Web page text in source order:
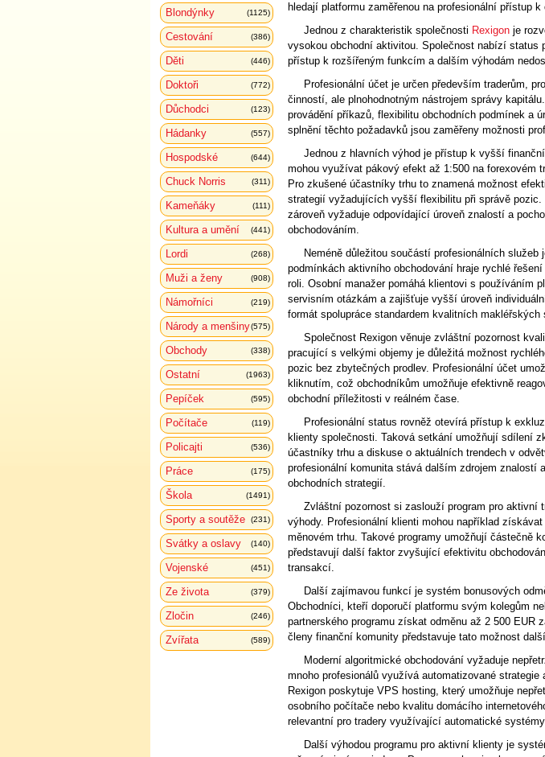
Blondýnky (1125)
Cestování (386)
Děti (446)
Doktoři (772)
Důchodci (123)
Hádanky (557)
Hospodské (644)
Chuck Norris (311)
Kameňáky (111)
Kultura a umění (441)
Lordi (268)
Muži a ženy (908)
Námořníci (219)
Národy a menšiny(575)
Obchody (338)
Ostatní (1963)
Pepíček (595)
Počítače (119)
Policajti (536)
Práce (175)
Škola (1491)
Sporty a soutěže (231)
Svátky a oslavy (140)
Vojenské (451)
Ze života (379)
Zločin (246)
Zvířata (589)
hledají platformu zaměřenou na profesionální přístup k
Jednou z charakteristik společnosti Rexigon je
vysokou obchodní aktivitou. Společnost nabízí status
přístup k rozšířeným funkcím a dalším výhodám
Profesionální účet je určen především traderům,
činností, ale plnohodnotným nástrojem správy
provádění příkazů, flexibilitu obchodních podmínek a
splnění těchto požadavků jsou zaměřeny možnosti
Jednou z hlavních výhod je přístup k vyšší
mohou využívat pákový efekt až 1:500 na forexovém
Pro zkušené účastníky trhu to znamená možnost
strategií vyžadujících vyšší flexibilitu při správě
zároveň vyžaduje odpovídající úroveň znalostí a
obchodováním.
Neméně důležitou součástí profesionálních
podmínkách aktivního obchodování hraje rychlé
roli. Osobní manažer pomáhá klientovi s používáním
servisním otázkám a zajišťuje vyšší úroveň
formát spolupráce standardem kvalitních makléřských
Společnost Rexigon věnuje zvláštní pozornost
pracující s velkými objemy je důležitá možnost
pozic bez zbytečných prodlev. Profesionální účet
kliknutím, což obchodníkům umožňuje efektivně
obchodní příležitosti v reálném čase.
Profesionální status rovněž otevírá přístup k
klienty společnosti. Taková setkání umožňují sdílení
účastníky trhu a diskuse o aktuálních trendech v
profesionální komunita stává dalším zdrojem znalostí
obchodních strategií.
Zvláštní pozornost si zaslouží program pro aktivní
výhody. Profesionální klienti mohou například
měnovém trhu. Takové programy umožňují částečně
představují další faktor zvyšující efektivitu
transakcí.
Další zajímavou funkcí je systém bonusových
Obchodníci, kteří doporučí platformu svým kolegům
partnerského programu získat odměnu až 2 500 EUR
členy finanční komunity představuje tato možnost
Moderní algoritmické obchodování vyžaduje
mnoho profesionálů využívá automatizované
Rexigon poskytuje VPS hosting, který umožňuje
osobního počítače nebo kvalitu domácího
relevantní pro tradery využívající automatické
Další výhodou programu pro aktivní klienty je